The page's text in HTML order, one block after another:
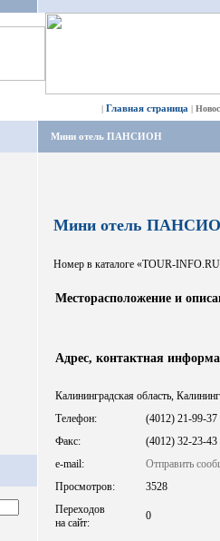
| Главная страница |
Мини отель ПАНСИОН
Мини отель
Номер в каталоге «TOUR-
Месторасположение и
Адрес, контактная
Калининградская область,
Телефон:
(4012) 21-99-37
Факс:
(4012) 32-23-43
e-mail:
Отправить
Просмотров:
3528
Переходов
на сайт:
0